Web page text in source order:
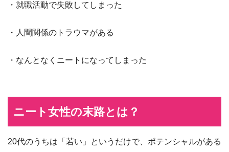
・就職活動で失敗してしまった
・人間関係のトラウマがある
・なんとなくニートになってしまった
ニート女性の末路とは？
20代のうちは「若い」というだけで、ポテンシャルがある